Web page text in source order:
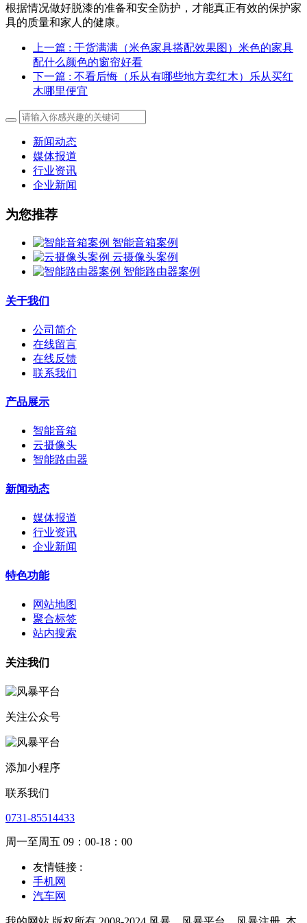
根据情况做好脱漆的准备和安全防护，才能真正有效的保护家
具的质量和家人的健康。
上一篇 : 干货满满（米色家具搭配效果图）米色的家具
配什么颜色的窗帘好看
下一篇 : 不看后悔（乐从有哪些地方卖红木）乐从买红
木哪里便宜
新闻动态
媒体报道
行业资讯
企业新闻
为您推荐
智能音箱案例
云摄像头案例
智能路由器案例
关于我们
公司简介
在线留言
在线反馈
联系我们
产品展示
智能音箱
云摄像头
智能路由器
新闻动态
媒体报道
行业资讯
企业新闻
特色功能
网站地图
聚合标签
站内搜索
关注我们
关注公众号
添加小程序
联系我们
0731-85514433
周一至周五 09：00-18：00
友情链接 :
手机网
汽车网